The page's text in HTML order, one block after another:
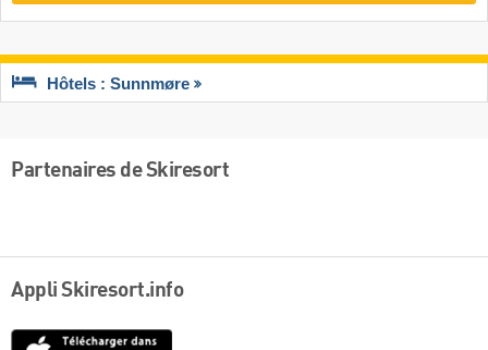
Hôtels : Sunnmøre
Partenaires de Skiresort
Appli Skiresort.info